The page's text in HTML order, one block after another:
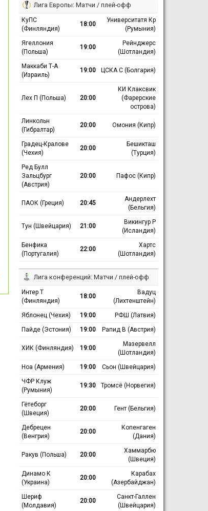
Лига Европы: Матчи / плей-офф
КуПС
(Финляндия)
18:00
Университатя Кр
(Румыния)
Ягеллония
(Польша)
19:00
Рейнджерс
(Шотландия)
Маккаби Т-А
(Израиль)
19:00 ЦСКА С (Болгария)
Лех П (Польша) 20:00
КИ Клаксвик
(Фарерские
острова)
Линкольн
(Гибралтар)
20:00 Омония (Кипр)
Градец-Кралове
(Чехия)
20:00
Бешикташ
(Турция)
Ред Булл
Зальцбург
(Австрия)
20:00 Пафос (Кипр)
ПАОК (Греция) 20:45
Андерлехт
(Бельгия)
Тун (Швейцария) 21:00
Викингур Р
(Исландия)
Бенфика
(Португалия)
22:00
Хартс
(Шотландия)
Лига конференций: Матчи / плей-офф
Интер Т
(Финляндия)
18:00
Вадуц
(Лихтенштейн)
Яблонец (Чехия)
19:00
РФШ (Латвия)
Пайде (Эстония)
19:00 Рапид В (Австрия)
ХИК (Финляндия) 19:00
Мазервелл
(Шотландия)
Ноа (Армения)
19:00
Сьон (Швейцария)
ЧФР Клуж
(Румыния)
19:30 Тромсё (Норвегия)
Гётеборг
(Швеция)
20:00 Гент (Бельгия)
Дебрецен
(Венгрия)
20:00
Копенгаген
(Дания)
Ракув (Польша) 20:00
Хаммарбю
(Швеция)
Динамо К
(Украина)
20:00
Карабах
(Азербайджан)
Шериф
(Молдавия)
20:00
Санкт-Галлен
(Швейцария)